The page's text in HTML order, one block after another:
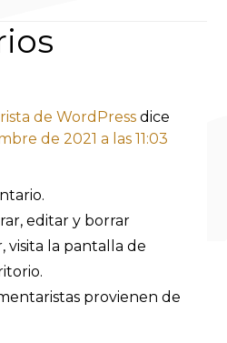
de WordPress dice
de 2021 a las 11:03
editar y borrar
visita la pantalla de
provienen de